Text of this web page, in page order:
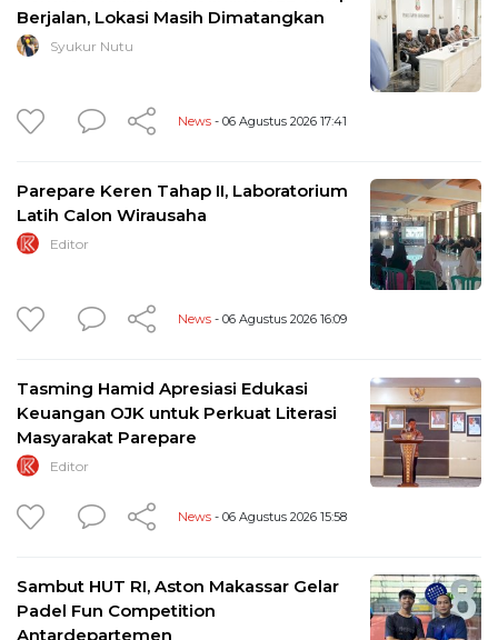
Berjalan, Lokasi Masih Dimatangkan
Syukur Nutu
News - 06 Agustus 2026 17:41
Parepare Keren Tahap II, Laboratorium
Latih Calon Wirausaha
Editor
News - 06 Agustus 2026 16:09
Tasming Hamid Apresiasi Edukasi
Keuangan OJK untuk Perkuat Literasi
Masyarakat Parepare
Editor
News - 06 Agustus 2026 15:58
Sambut HUT RI, Aston Makassar Gelar
Padel Fun Competition
Antardepartemen